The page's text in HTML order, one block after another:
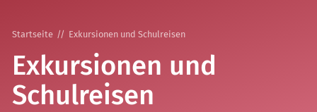
Startseite Exkursionen und Schulreisen
Exkursionen und
Schulreisen